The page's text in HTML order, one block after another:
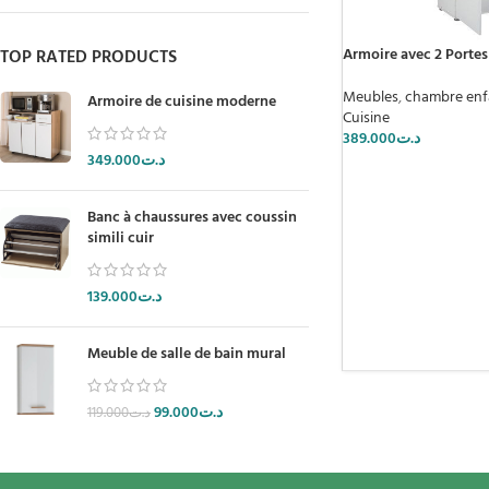
TOP RATED PRODUCTS
Armoire de cuisine moderne
د.ت349.000
Banc à chaussures avec coussin
simili cuir
د.ت139.000
Meuble de salle de bain mural
د.ت119.000 د.ت99.000
Armoire avec 2
Meubles,chambre
Cuisine
د.ت389.000